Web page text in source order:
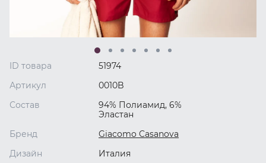
ID товара
51974
Артикул
0010B
Состав
94% Полиамид, 6%
Эластан
Бренд
Giacomo Casanova
Дизайн
Италия